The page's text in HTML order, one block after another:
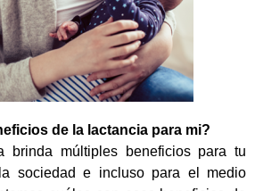
de la lactancia para mi?
brinda múltiples beneficios para tu
sociedad e incluso para el medio